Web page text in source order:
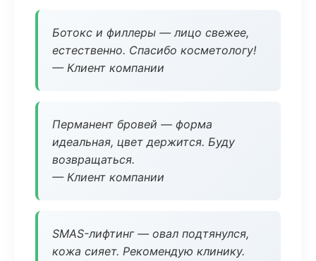
Ботокс и филлеры — лицо свежее,
естественно. Спасибо косметологу!
— Клиент компании
Перманент бровей — форма
идеальная, цвет держится. Буду
возвращаться.
— Клиент компании
SMAS-лифтинг — овал подтянулся,
кожа сияет. Рекомендую клинику.